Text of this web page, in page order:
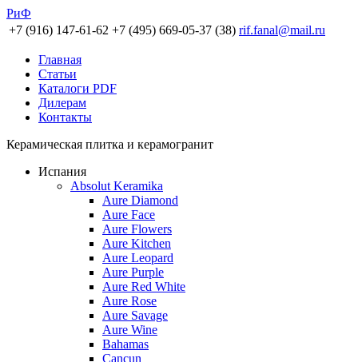
РиФ
+7 (916) 147-61-62 +7 (495) 669-05-37 (38) rif.fanal@mail.ru
Главная
Статьи
Каталоги PDF
Дилерам
Контакты
Керамическая плитка и керамогранит
Испания
Absolut Keramika
Aure Diamond
Aure Face
Aure Flowers
Aure Kitchen
Aure Leopard
Aure Purple
Aure Red White
Aure Rose
Aure Savage
Aure Wine
Bahamas
Cancun